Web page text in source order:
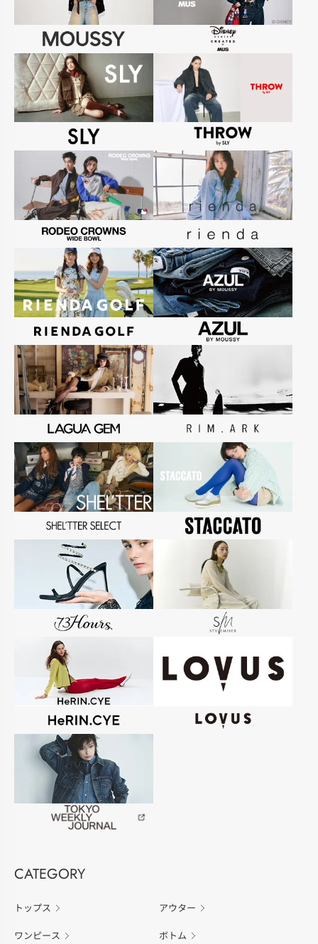
CATEGORY
トップス アウター
ワンピース ボトム